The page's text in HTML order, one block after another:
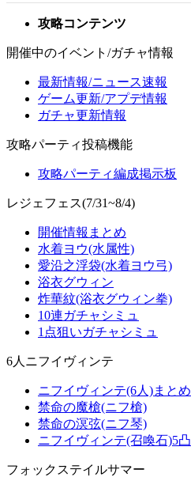
攻略コンテンツ
開催中のイベント/ガチャ情報
最新情報/ニュース速報
ゲーム更新/アプデ情報
ガチャ更新情報
攻略パーティ投稿機能
攻略パーティ編成掲示板
レジェフェス(7/31~8/4)
開催情報まとめ
水着ヨウ(水属性)
愛沿之浮袋(水着ヨウ弓)
浴衣グウィン
炸華紋(浴衣グウィン拳)
10連ガチャシミュ
1点狙いガチャシミュ
6人ニフイヴィンテ
ニフイヴィンテ(6人)まとめ
禁命の魔槍(ニフ槍)
禁命の溟弦(ニフ琴)
ニフイヴィンテ(召喚石)5凸
フォックステイルサマー